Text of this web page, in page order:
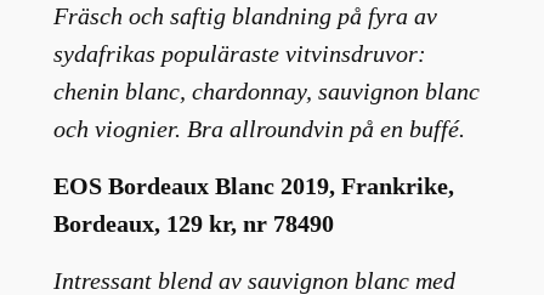
Fräsch och saftig blandning på fyra av
sydafrikas populäraste vitvinsdruvor:
chenin blanc, chardonnay, sauvignon blanc
och viognier. Bra allroundvin på en buffé.
EOS Bordeaux Blanc 2019, Frankrike,
Bordeaux, 129 kr, nr 78490
Intressant blend av sauvignon blanc med